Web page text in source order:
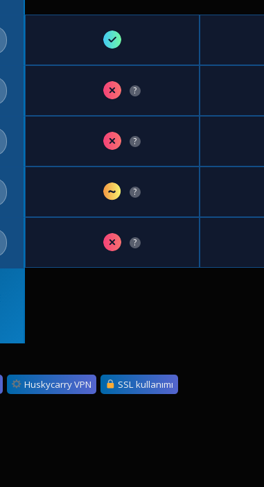
✓
✗ ?
✗ ?
~ ?
✗ ?
Huskycarry VPN SSL kullanımı